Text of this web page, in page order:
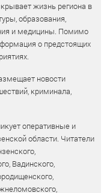
жизнь региона в
образования,
и медицины. Помимо
о предстоящих
новости
криминала,
оперативные и
области. Читатели
Вадинского,